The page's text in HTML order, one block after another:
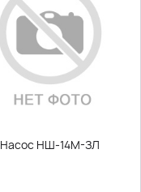
Насос НШ-14М-ЗЛ